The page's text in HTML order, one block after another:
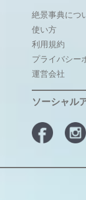
絶景事典につ
使い方
利用規約
プライバシー
運営会社
ソーシャル